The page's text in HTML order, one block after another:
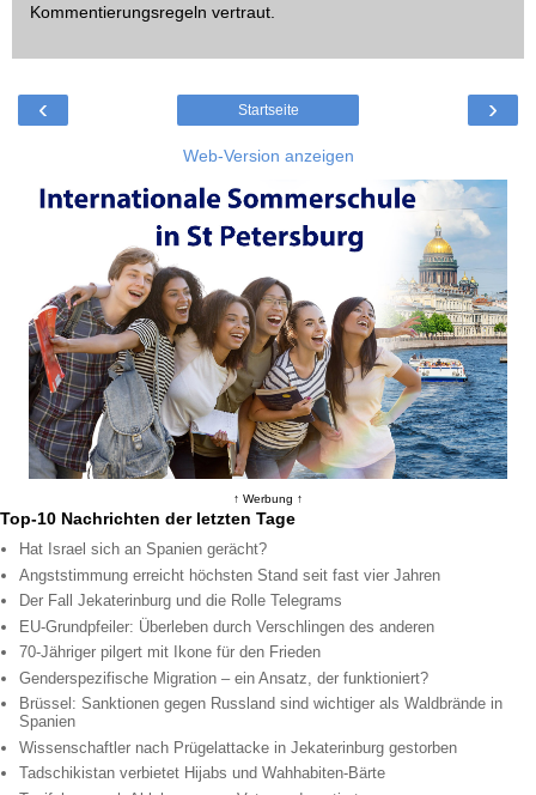
Kommentierungsregeln vertraut.
‹ ›
Startseite
Web-Version anzeigen
↑ Werbung ↑
Top-10 Nachrichten der letzten Tage
Hat Israel sich an Spanien gerächt?
Angststimmung erreicht höchsten Stand seit fast vier Jahren
Der Fall Jekaterinburg und die Rolle Telegrams
EU-Grundpfeiler: Überleben durch Verschlingen des anderen
70-Jähriger pilgert mit Ikone für den Frieden
Genderspezifische Migration – ein Ansatz, der funktioniert?
Brüssel: Sanktionen gegen Russland sind wichtiger als Waldbrände in
Spanien
Wissenschaftler nach Prügelattacke in Jekaterinburg gestorben
Tadschikistan verbietet Hijabs und Wahhabiten-Bärte